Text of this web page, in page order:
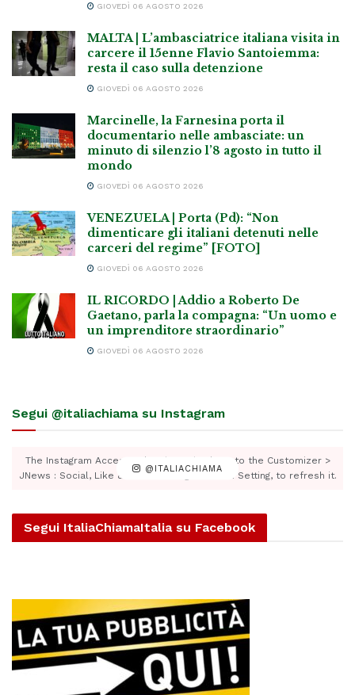
GIOVEDÌ 06 AGOSTO 2026
MALTA | L’ambasciatrice italiana visita in
carcere il 15enne Flavio Santoiemma:
resta il caso sulla detenzione
GIOVEDÌ 06 AGOSTO 2026
Marcinelle, la Farnesina porta il
documentario nelle ambasciate: un
minuto di silenzio l’8 agosto in tutto il
mondo
GIOVEDÌ 06 AGOSTO 2026
VENEZUELA | Porta (Pd): “Non
dimenticare gli italiani detenuti nelle
carceri del regime” [FOTO]
GIOVEDÌ 06 AGOSTO 2026
IL RICORDO | Addio a Roberto De
Gaetano, parla la compagna: “Un uomo e
un imprenditore straordinario”
GIOVEDÌ 06 AGOSTO 2026
Segui @italiachiama su Instagram
@ITALIACHIAMA
The Instagram Access Token is expired, Go to the Customizer >
JNews : Social, Like & View > Instagram Feed Setting, to refresh it.
Segui ItaliaChiamaItalia su Facebook